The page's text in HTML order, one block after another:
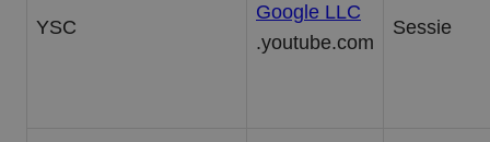
YSC
Google LLC
.youtube.com
Sessie